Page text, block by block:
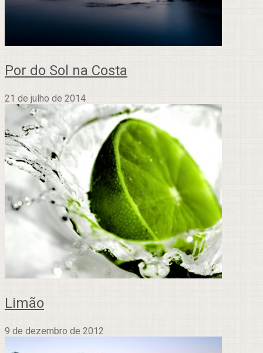
Por do Sol na Costa
21 de julho de 2014
Limão
9 de dezembro de 2012